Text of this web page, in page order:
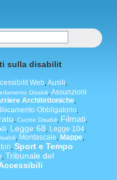
sulla disabilit
Web,Ausili,
Disabili,Assunzioni
Architettoniche,
Obbligatorio,
, Cucine Disabili, Filmati,
, Legge 68, Legge 104,
, Montascale, Mappe,
, Sport e Tempo
, Tribunale del